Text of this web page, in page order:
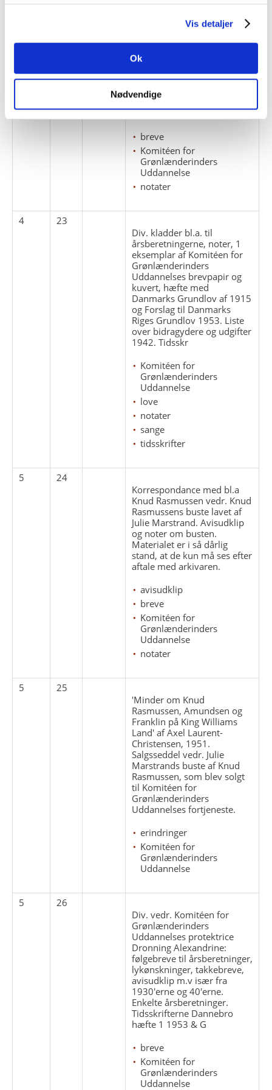
Vis detaljer
Ok
Nødvendige
Gemt af Astrid Balle som
breve'. Diverse noter.
Småtryk vedr. div.
Industrimissionen i
Armenien 1948, beretninger
og betænkninger vedr.
Grønland og breve.
breve
Komitéen for
Grønlænderinders
Uddannelse
notater
4
23
Div. kladder bl.a. til
årsberetningerne, noter, 1
eksemplar af Komitéen for
Grønlænderinders
Uddannelses brevpapir og
kuvert, hæfte med
Danmarks Grundlov af 1915
og Forslag til Danmarks
Riges Grundlov 1953. Liste
over bidragydere og udgifter
1942. Tidsskr
Komitéen for
Grønlænderinders
Uddannelse
love
notater
sange
tidsskrifter
5
24
Korrespondance med bl.a
Knud Rasmussen vedr. Knud
Rasmussens buste lavet af
Julie Marstrand. Avisudklip
og noter om busten.
Materialet er i så dårlig
stand, at de kun må ses efter
aftale med arkivaren.
avisudklip
breve
Komitéen for
Grønlænderinders
Uddannelse
notater
5
25
'Minder om Knud
Rasmussen, Amundsen og
Franklin på King Williams
Land' af Axel Laurent-
Christensen, 1951.
Salgsseddel vedr. Julie
Marstrands buste af Knud
Rasmussen, som blev solgt
til Komitéen for
Grønlænderinders
Uddannelses fortjeneste.
erindringer
Komitéen for
Grønlænderinders
Uddannelse
5
26
Div. vedr. Komitéen for
Grønlænderinders
Uddannelses protektrice
Dronning Alexandrine:
følgebreve til årsberetninger,
lykønskninger, takkebreve,
avisudklip m.v især fra
1930'erne og 40'erne.
Enkelte årsberetninger.
Tidsskrifterne Dannebro
hæfte 1 1953 & G
breve
Komitéen for
Grønlænderinders
Uddannelse